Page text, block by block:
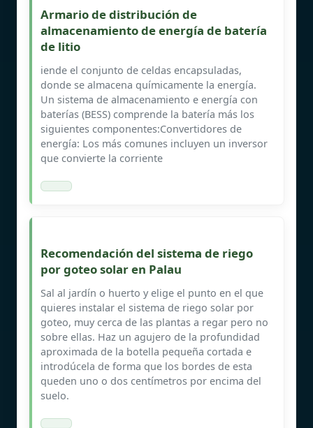
Armario de distribución de
almacenamiento de energía de batería
de litio
iende el conjunto de celdas encapsuladas,
donde se almacena químicamente la energía.
Un sistema de almacenamiento e energía con
baterías (BESS) comprende la batería más los
siguientes componentes:Convertidores de
energía: Los más comunes incluyen un inversor
que convierte la corriente
Recomendación del sistema de riego
por goteo solar en Palau
Sal al jardín o huerto y elige el punto en el que
quieres instalar el sistema de riego solar por
goteo, muy cerca de las plantas a regar pero no
sobre ellas. Haz un agujero de la profundidad
aproximada de la botella pequeña cortada e
introdúcela de forma que los bordes de esta
queden uno o dos centímetros por encima del
suelo.